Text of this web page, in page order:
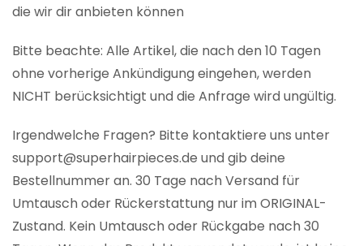
die wir dir anbieten können
Bitte beachte: Alle Artikel, die nach den 10 Tagen
ohne vorherige Ankündigung eingehen, werden
NICHT berücksichtigt und die Anfrage wird ungültig.
Irgendwelche Fragen? Bitte kontaktiere uns unter
support@superhairpieces.de und gib deine
Bestellnummer an. 30 Tage nach Versand für
Umtausch oder Rückerstattung nur im ORIGINAL-
Zustand. Kein Umtausch oder Rückgabe nach 30